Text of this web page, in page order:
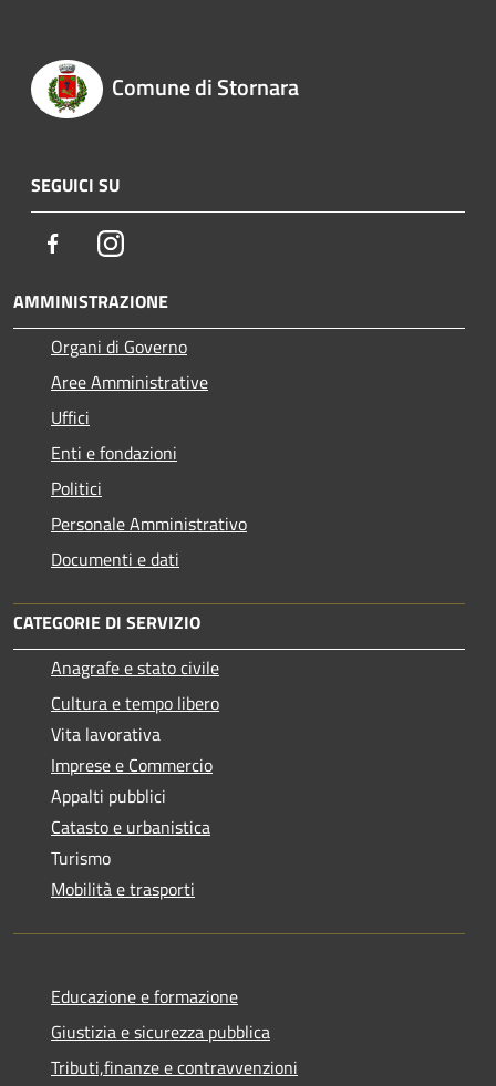
Comune di Stornara
SEGUICI SU
FacebookInstagram
AMMINISTRAZIONE
Organi di Governo
Aree Amministrative
Uffici
Enti e fondazioni
Politici
Personale Amministrativo
Documenti e dati
CATEGORIE DI SERVIZIO
Anagrafe e stato civile
Cultura e tempo libero
Vita lavorativa
Imprese e Commercio
Appalti pubblici
Catasto e urbanistica
Turismo
Mobilità e trasporti
Educazione e formazione
Giustizia e sicurezza pubblica
Tributi,finanze e contravvenzioni